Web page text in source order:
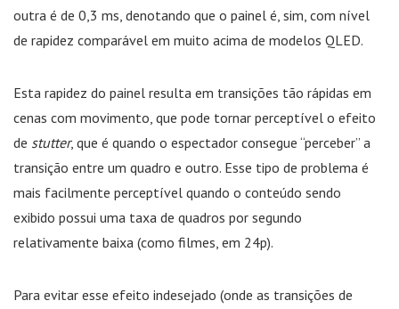
outra é de 0,3 ms, denotando que o painel é, sim, com nível
de rapidez comparável em muito acima de modelos QLED.
Esta rapidez do painel resulta em transições tão rápidas em
cenas com movimento, que pode tornar perceptível o efeito
de stutter, que é quando o espectador consegue “perceber” a
transição entre um quadro e outro. Esse tipo de problema é
mais facilmente perceptível quando o conteúdo sendo
exibido possui uma taxa de quadros por segundo
relativamente baixa (como filmes, em 24p).
Para evitar esse efeito indesejado (onde as transições de